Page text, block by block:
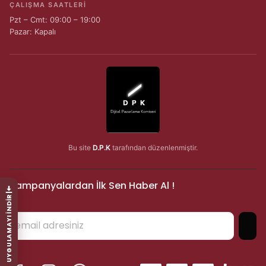
UYGULAMAYI İNDİR
ÇALIŞMA SAATLERI
Pzt – Cmt: 09:00 – 19:00
Pazar: Kapalı
Bu site D.P.K tarafından düzenlenmiştir.
Kampanyalardan İlk Sen Haber Al !